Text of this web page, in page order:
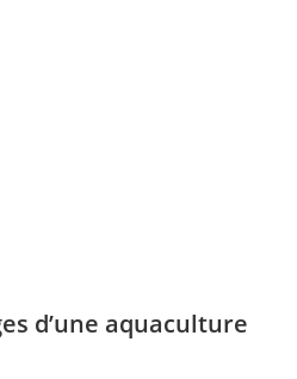
d’une aquaculture